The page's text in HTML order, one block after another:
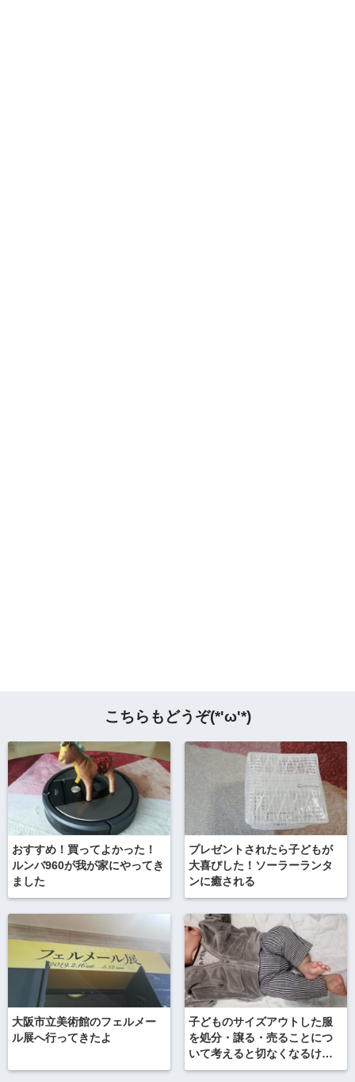
こちらもどうぞ(*'ω'*)
おすすめ！買ってよかった！
ルンバ960が我が家にやってき
ました
プレゼントされたら子どもが
大喜びした！ソーラーランタ
ンに癒される
大阪市立美術館のフェルメー
ル展へ行ってきたよ
子どものサイズアウトした服
を処分・譲る・売ることにつ
いて考えると切なくなるけれ
ど